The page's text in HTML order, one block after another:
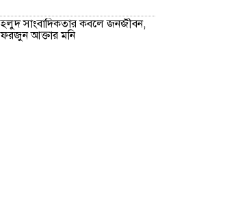
হলুদ সাংবাদিকতার কবলে জনজীবন,
ফরজুন আক্তার মনি